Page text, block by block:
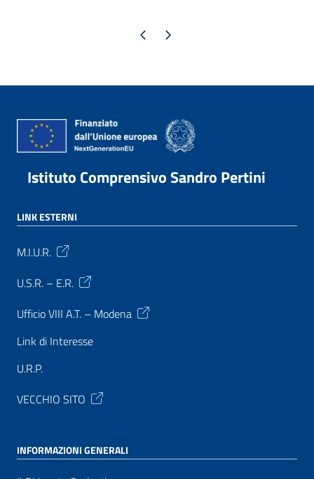
Pagina precedente
Pagina successiva
Istituto Comprensivo Sandro Pertini
LINK ESTERNI
M.I.U.R.
U.S.R. – E.R.
Ufficio VIII A.T. – Modena
Link di Interesse
U.R.P.
VECCHIO SITO
INFORMAZIONI GENERALI